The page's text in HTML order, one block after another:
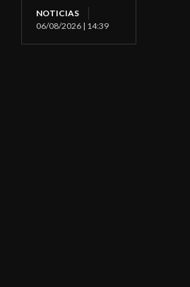
NOTICIAS
06/08/2026 | 14:39